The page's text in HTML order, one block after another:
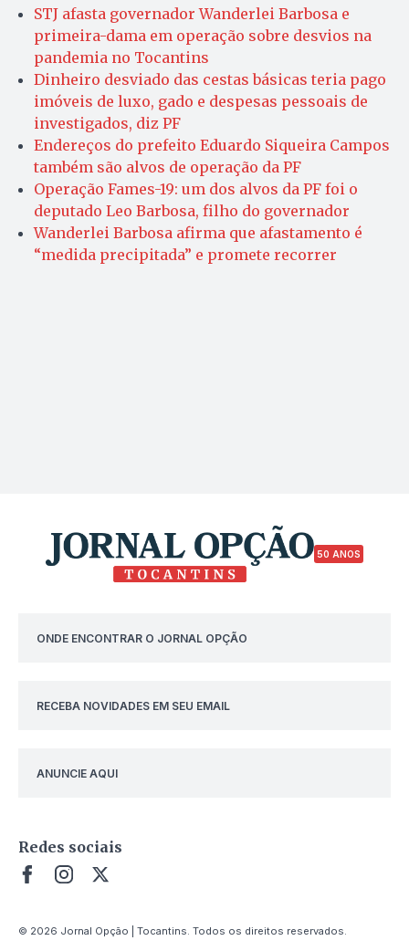
STJ afasta governador Wanderlei Barbosa e
primeira-dama em operação sobre desvios na
pandemia no Tocantins
Dinheiro desviado das cestas básicas teria pago
imóveis de luxo, gado e despesas pessoais de
investigados, diz PF
Endereços do prefeito Eduardo Siqueira Campos
também são alvos de operação da PF
Operação Fames-19: um dos alvos da PF foi o
deputado Leo Barbosa, filho do governador
Wanderlei Barbosa afirma que afastamento é
“medida precipitada” e promete recorrer
50 ANOS
ONDE ENCONTRAR O JORNAL OPÇÃO
RECEBA NOVIDADES EM SEU EMAIL
ANUNCIE AQUI
Redes sociais
© 2026 Jornal Opção | Tocantins. Todos os direitos reservados.